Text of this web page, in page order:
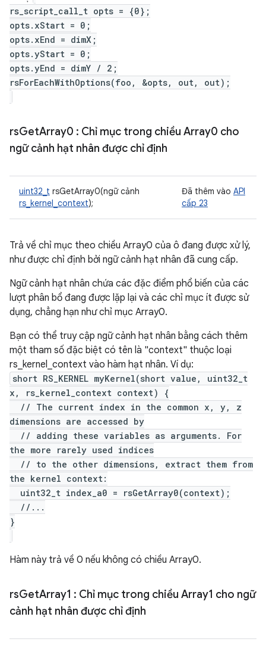
rs_script_call_t opts = {0};
opts.xStart = 0;
opts.xEnd = dimX;
opts.yStart = 0;
opts.yEnd = dimY / 2;
rsForEachWithOptions(foo, &opts, out, out);
rsGetArray0 : Chỉ mục trong chiều Array0 cho
ngữ cảnh hạt nhân được chỉ định
uint32_t rsGetArray0(ngữ cảnh
rs_kernel_context);
Đã thêm vào API
cấp 23
Trả về chỉ mục theo chiều Array0 của ô đang được xử lý,
như được chỉ định bởi ngữ cảnh hạt nhân đã cung cấp.
Ngữ cảnh hạt nhân chứa các đặc điểm phổ biến của các
lượt phân bổ đang được lặp lại và các chỉ mục ít được sử
dụng, chẳng hạn như chỉ mục Array0.
Bạn có thể truy cập ngữ cảnh hạt nhân bằng cách thêm
một tham số đặc biệt có tên là "context" thuộc loại
rs_kernel_context vào hàm hạt nhân. Ví dụ:
short RS_KERNEL myKernel(short value, uint32_t
x, rs_kernel_context context) {
// The current index in the common x, y, z
dimensions are accessed by
// adding these variables as arguments. For
the more rarely used indices
// to the other dimensions, extract them from
the kernel context:
uint32_t index_a0 = rsGetArray0(context);
//...
}
Hàm này trả về 0 nếu không có chiều Array0.
rsGetArray1 : Chỉ mục trong chiều Array1 cho ngữ
cảnh hạt nhân được chỉ định